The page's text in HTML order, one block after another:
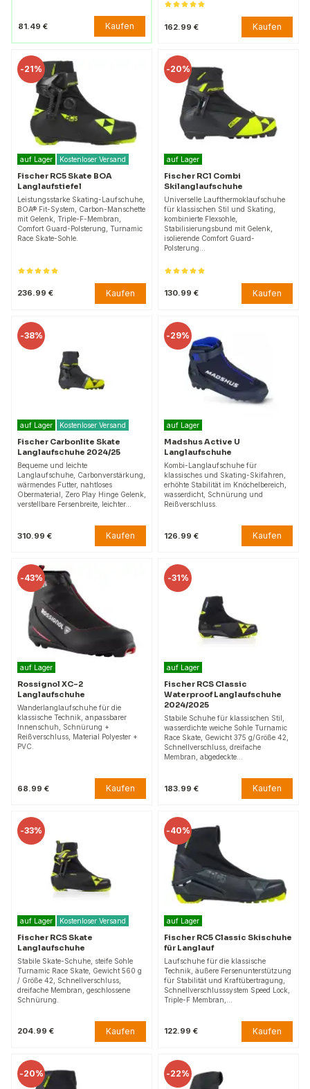
81.49 € Kaufen 162.99 € Kaufen
-21%
auf Lager Kostenloser Versand
Fischer RC5 Skate BOA
Langlaufstiefel
Leistungsstarke Skating-Laufschuhe,
BOA® Fit-System, Carbon-Manschette
mit Gelenk, Triple-F-Membran,
Comfort Guard-Polsterung, Turnamic
Race Skate-Sohle.
236.99 € Kaufen
-20%
auf Lager
Fischer RC1 Combi
Skilanglaufschuhe
Universelle Laufthermoklaufschuhe
für klassischen Stil und Skating,
kombinierte Flexsohle,
Stabilisierungsbund mit Gelenk,
isolierende Comfort Guard-
Polsterung…
130.99 € Kaufen
-38%
auf Lager Kostenloser Versand
Fischer Carbonlite Skate
Langlaufschuhe 2024/25
Bequeme und leichte
Langlaufschuhe, Carbonverstärkung,
wärmendes Futter, nahtloses
Obermaterial, Zero Play Hinge Gelenk,
verstellbare Fersenbreite, leichter…
310.99 € Kaufen
-29%
auf Lager
Madshus Active U
Langlaufschuhe
Kombi-Langlaufschuhe für
klassisches und Skating-Skifahren,
erhöhte Stabilität im Knöchelbereich,
wasserdicht, Schnürung und
Reißverschluss.
126.99 € Kaufen
-43%
auf Lager
Rossignol XC-2
Langlaufschuhe
Wanderlanglaufschuhe für die
klassische Technik, anpassbarer
Innenschuh, Schnürung +
Reißverschluss, Material Polyester +
PVC.
68.99 € Kaufen
-31%
auf Lager
Fischer RCS Classic
Waterproof Langlaufschuhe
2024/2025
Stabile Schuhe für klassischen Stil,
wasserdichte weiche Sohle Turnamic
Race Skate, Gewicht 375 g/Größe 42,
Schnellverschluss, dreifache
Membran, abgedeckte…
183.99 € Kaufen
-33%
auf Lager Kostenloser Versand
Fischer RCS Skate
Langlaufschuhe
Stabile Skate-Schuhe, steife Sohle
Turnamic Race Skate, Gewicht 560 g
/ Größe 42, Schnellverschluss,
dreifache Membran, geschlossene
Schnürung.
204.99 € Kaufen
-40%
auf Lager
Fischer RC5 Classic Skischuhe
für Langlauf
Laufschuhe für die klassische
Technik, äußere Fersenunterstützung
für Stabilität und Kraftübertragung,
Schnellverschlusssystem Speed Lock,
Triple-F Membran,…
122.99 € Kaufen
-20% -22%